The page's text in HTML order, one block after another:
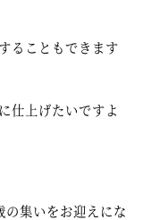
ることもできます
仕上げたいですよ
集いをお迎えにな